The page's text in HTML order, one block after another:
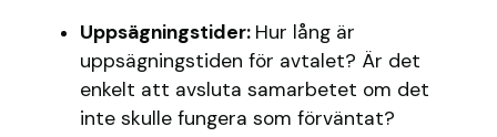
Uppsägningstider: Hur lång är
uppsägningstiden för avtalet? Är det
enkelt att avsluta samarbetet om det
inte skulle fungera som förväntat?